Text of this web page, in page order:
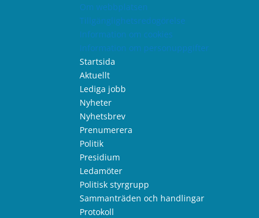
Om webbplatsen
Tillgänglighetsredogörelse
Information om cookies
Information om personuppgifter
Startsida
Aktuellt
Lediga jobb
Nyheter
Nyhetsbrev
Prenumerera
Politik
Presidium
Ledamöter
Politisk styrgrupp
Sammanträden och handlingar
Protokoll